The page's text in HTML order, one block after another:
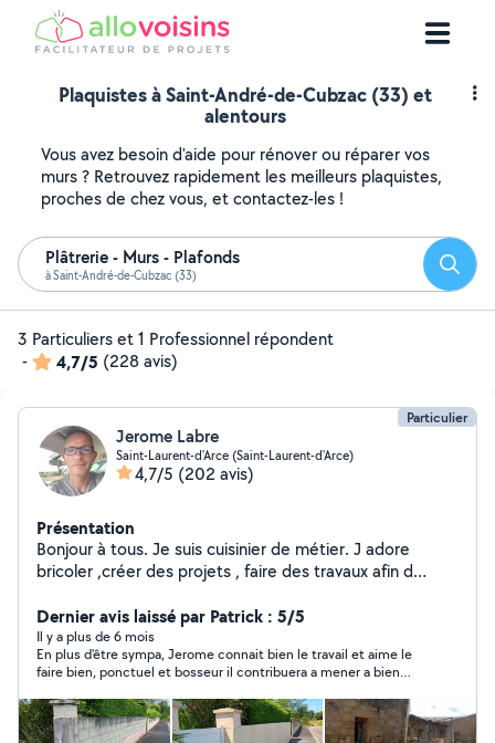
Plaquistes à Saint-André-de-Cubzac (33) et
alentours
Vous avez besoin d'aide pour rénover ou réparer vos
murs ? Retrouvez rapidement les meilleurs plaquistes,
proches de chez vous, et contactez-les !
Plâtrerie - Murs - Plafonds
à Saint-André-de-Cubzac (33)
3 Particuliers et 1 Professionnel répondent
-
4,7/5 (228 avis)
Particulier
Jerome Labre
Saint-Laurent-d'Arce (Saint-Laurent-d'Arce)
4,7/5 (202 avis)
Présentation
Bonjour à tous. Je suis cuisinier de métier. J adore
bricoler ,créer des projets , faire des travaux afin d
,sérieux. L 'on peut me faire confiance. N hésitez pas à
m appeler pour toutes questions. Merci à tous.
Dernier avis laissé par Patrick : 5/5
Il y a plus de 6 mois
En plus d'être sympa, Jerome connait bien le travail et aime le
faire bien, ponctuel et bosseur il contribuera a mener a bien